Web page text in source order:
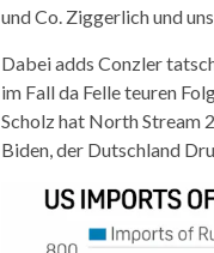
und Co. Ziggerlich und
Dabei adds Conzler
im Fall da Felle teuren
Scholz hat North Stream
Biden, der Dutschland